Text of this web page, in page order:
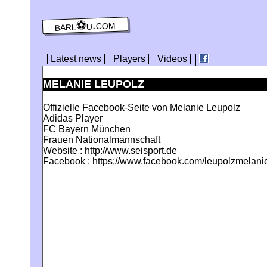
barl⚽️u.com
Latest news Players Videos
MELANIE LEUPOLZ
Offizielle Facebook-Seite von Melanie Leupolz
Adidas Player
FC Bayern München
Frauen Nationalmannschaft
Website : http://www.seisport.de
Facebook : https://www.facebook.com/